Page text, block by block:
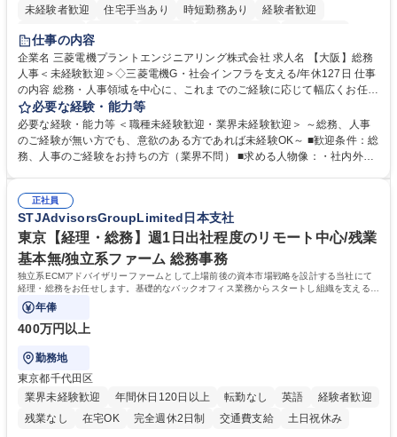
未経験者歓迎 住宅手当あり 時短勤務あり
経験者歓迎
退職金あり
駅近5分以内
土日祝休み 服装自由 寮・社宅あり 食事補助あり
仕事の内容
企業名 三菱電機プラントエンジニアリング株式会社 求人名 【大阪】総務
人事＜未経験歓迎＞◇三菱電機G・社会インフラを支える/年休127日 仕事
の内容 総務・人事領域を中心に、これまでのご経験に応じて幅広くお任せ
します。 ＜具体的には＞ ・総務/人事労務（給与・社保・勤怠管理など）
・採用・教育研修 ・福利厚生運用 など ※基本的には事務所勤務ですが、
採用や教育等の業務内容により、関西圏以外への日帰り・宿泊を伴う国内
出張もございます。 ※担当業務を持ちつつ、お互いに助け合いながら、総
必要な経験・能力等
必要な経験・能力等 ＜職種未経験歓迎・業界未経験歓迎＞ ～総務、人事
のご経験が無い方でも、意欲のある方であれば未経験OK～ ■歓迎条件：総
務、人事のご経験をお持ちの方（業界不問） ■求める人物像：・社内外の
正社員
STJAdvisorsGroupLimited日本支社
東京【経理・総務】週1日出社程度のリモート中心/残業
基本無/独立系ファーム 総務事務
独立系ECMアドバイザリーファームとして上場前後の資本市場戦略を設計する当社にて
経理・総務をお任せします。基礎的なバックオフィス業務からスタートし組織を支える専
任担当として広く活躍できる環境です。
年俸
400万円以上
勤務地
東京都千代田区
業界未経験歓迎
年間休日120日以上 転勤なし 英語
経験者歓迎
残業なし
在宅OK 完全週休2日制 交通費支給 土日祝休み